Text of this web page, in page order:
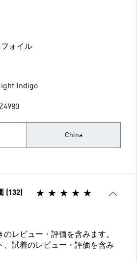
ォイル
Indigo
China
(132)
レビュー・評価を含みます。
、試着のレビュー・評価を含み